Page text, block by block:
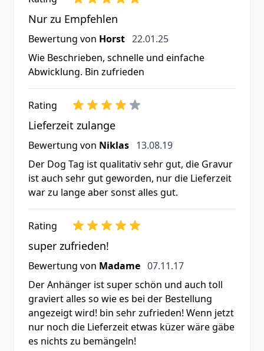
Nur zu Empfehlen
Bewertung von Horst 22. Januar 2025
22.01.25
Wie Beschrieben, schnelle und einfache
Abwicklung. Bin zufrieden
Rating
Lieferzeit zulange
Bewertung von Niklas 13. August 2019
13.08.19
Der Dog Tag ist qualitativ sehr gut, die Gravur
ist auch sehr gut geworden, nur die Lieferzeit
war zu lange aber sonst alles gut.
Rating
super zufrieden!
Bewertung von Madame 7. November 2017
07.11.17
Der Anhänger ist super schön und auch toll
graviert alles so wie es bei der Bestellung
angezeigt wird! bin sehr zufrieden! Wenn jetzt
nur noch die Lieferzeit etwas küzer wäre gäbe
es nichts zu bemängeln!